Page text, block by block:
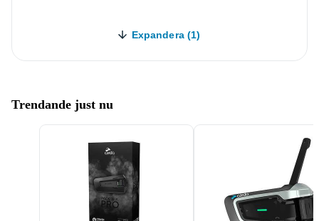
Expandera (1)
Trendande just nu